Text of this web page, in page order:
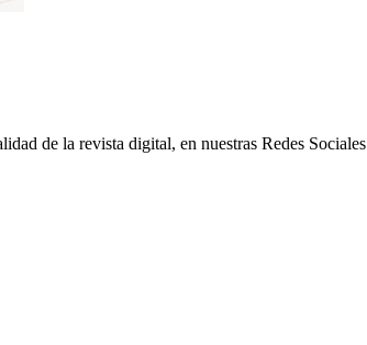
de la revista digital, en nuestras Redes Sociales